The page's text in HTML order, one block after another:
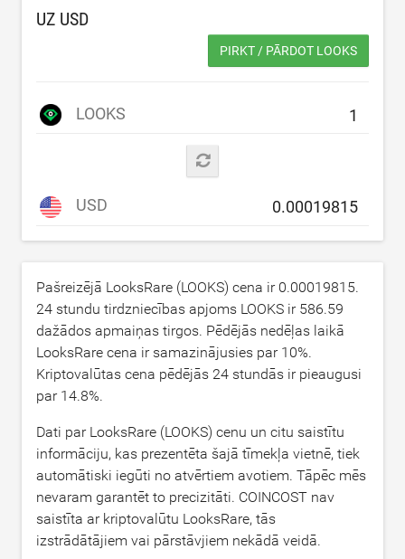
UZ USD
PIRKT / PĀRDOT LOOKS
LOOKS
USD
Pašreizējā LooksRare (LOOKS) cena ir 0.00019815.
24 stundu tirdzniecības apjoms LOOKS ir 586.59
dažādos apmaiņas tirgos. Pēdējās nedēļas laikā
LooksRare cena ir samazinājusies par 10%.
Kriptovalūtas cena pēdējās 24 stundās ir pieaugusi
par 14.8%.
Dati par LooksRare (LOOKS) cenu un citu saistītu
informāciju, kas prezentēta šajā tīmekļa vietnē, tiek
automātiski iegūti no atvērtiem avotiem. Tāpēc mēs
nevaram garantēt to precizitāti. COINCOST nav
saistīta ar kriptovalūtu LooksRare, tās
izstrādātājiem vai pārstāvjiem nekādā veidā.